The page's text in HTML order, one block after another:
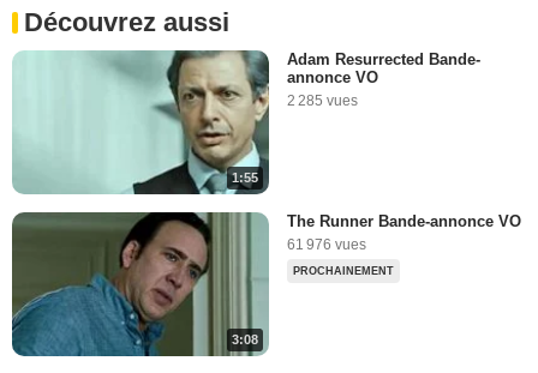
Découvrez aussi
1:55
Adam Resurrected Bande-
annonce VO
2 285 vues
3:08
The Runner Bande-annonce VO
61 976 vues
PROCHAINEMENT